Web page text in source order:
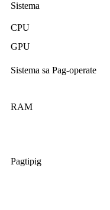
Sistema
CPU
GPU
Sistema sa Pag-operate
RAM
Pagtipig